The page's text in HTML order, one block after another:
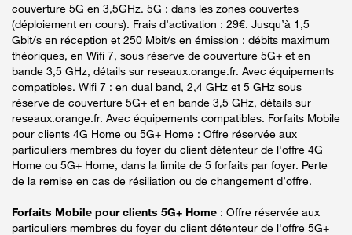
couverture 5G en 3,5GHz. 5G : dans les zones couvertes
(déploiement en cours). Frais d’activation : 29€. Jusqu’à 1,5
Gbit/s en réception et 250 Mbit/s en émission : débits maximum
théoriques, en Wifi 7, sous réserve de couverture 5G+ et en
bande 3,5 GHz, détails sur reseaux.orange.fr. Avec équipements
compatibles. Wifi 7 : en dual band, 2,4 GHz et 5 GHz sous
réserve de couverture 5G+ et en bande 3,5 GHz, détails sur
reseaux.orange.fr. Avec équipements compatibles. Forfaits Mobile
pour clients 4G Home ou 5G+ Home : Offre réservée aux
particuliers membres du foyer du client détenteur de l'offre 4G
Home ou 5G+ Home, dans la limite de 5 forfaits par foyer. Perte
de la remise en cas de résiliation ou de changement d’offre.
Forfaits Mobile pour clients 5G+ Home : Offre réservée aux
particuliers membres du foyer du client détenteur de l'offre 5G+